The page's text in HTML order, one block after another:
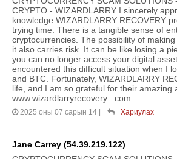
CRYPTO - WIZARDLARRY I sincerely
knowledge WIZARDLARRY RECOVERY
trying time. There is a tangible sense of
cryptocurrencies. The possibility of
it also carries risk. It can be like losing a
you can no longer access your digital
encountered this difficult situation when I
and BTC. Fortunately, WIZARDLARRY
life, and I am so grateful for their amazing
www.wizardlarryrecovery . com
2025 оны 07 сарын 14 Хариулах
Jane Carrey (54.39.219.122)